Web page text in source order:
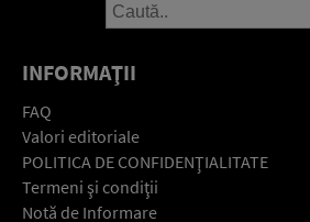
INFORMAŢII
FAQ
Valori editoriale
POLITICA DE CONFIDENŢIALITATE
Termeni şi condiţii
Notă de Informare